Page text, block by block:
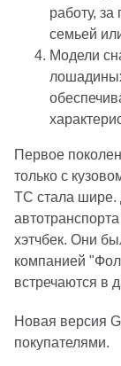
работу,
семьей
Модели
Первое
только с
ТС стала шире.
хэтчбек. Они
компанией
встречаются в
Новая версия
покупателями.